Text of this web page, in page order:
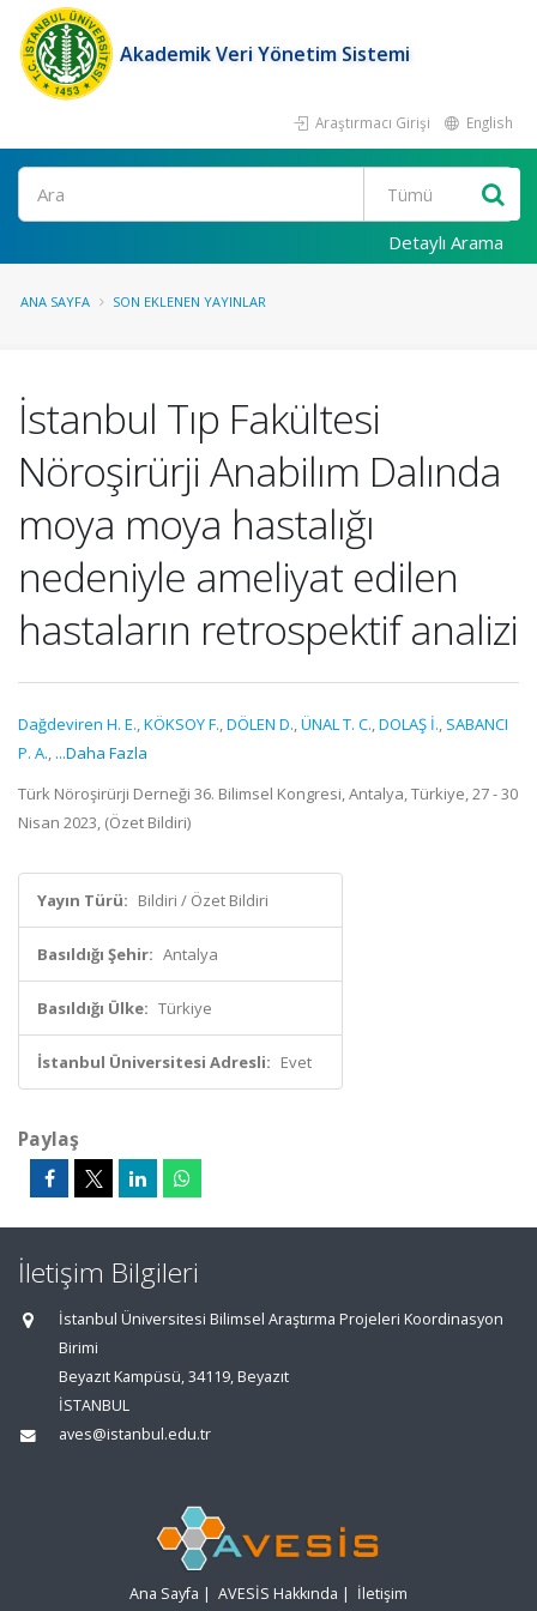
Akademik Veri Yönetim Sistemi
Araştırmacı Girişi English
Ara
Detaylı Arama
ANA SAYFA SON EKLENEN YAYINLAR
İstanbul Tıp Fakültesi
Nöroşirürji Anabilım Dalında
moya moya hastalığı
nedeniyle ameliyat edilen
hastaların retrospektif analizi
Dağdeviren H. E.,KÖKSOY F.,DÖLEN D.,ÜNAL T. C.,DOLAŞ İ., SABANCI
P. A., ...Daha Fazla
Türk Nöroşirürji Derneği 36. Bilimsel Kongresi, Antalya, Türkiye, 27 - 30
Nisan 2023, (Özet Bildiri)
Yayın Türü: Bildiri / Özet Bildiri
Basıldığı Şehir: Antalya
Basıldığı Ülke: Türkiye
İstanbul Üniversitesi Adresli: Evet
Paylaş
İletişim Bilgileri
İstanbul Üniversitesi Bilimsel Araştırma Projeleri Koordinasyon
Birimi
Beyazıt Kampüsü, 34119, Beyazıt
İSTANBUL
aves@istanbul.edu.tr
Ana Sayfa | AVESİS Hakkında | İletişim